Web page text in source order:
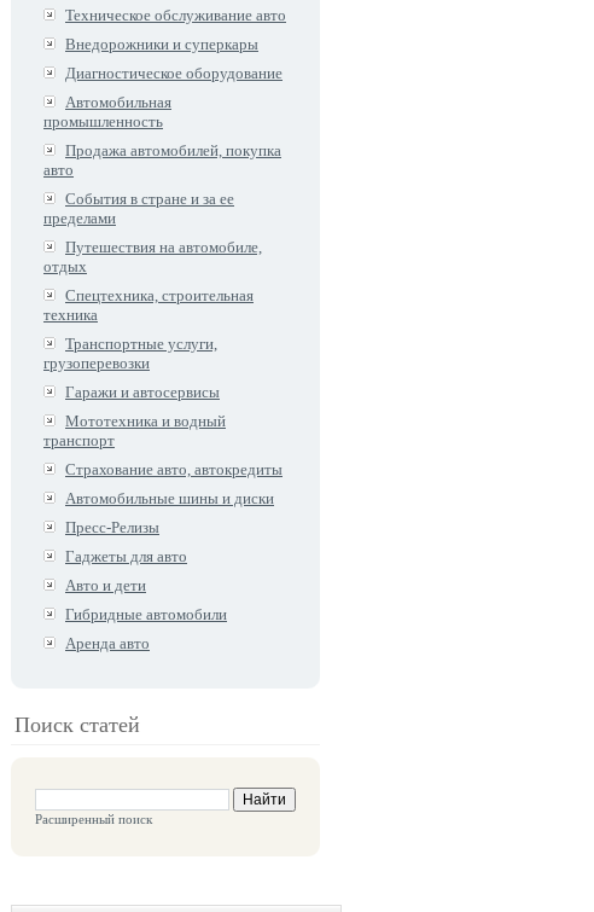
Техническое обслуживание авто
Внедорожники и суперкары
Диагностическое оборудование
Автомобильная
промышленность
Продажа автомобилей, покупка
авто
События в стране и за ее
пределами
Путешествия на автомобиле,
отдых
Спецтехника, строительная
техника
Транспортные услуги,
грузоперевозки
Гаражи и автосервисы
Мототехника и водный
транспорт
Страхование авто, автокредиты
Автомобильные шины и диски
Пресс-Релизы
Гаджеты для авто
Авто и дети
Гибридные автомобили
Аренда авто
Поиск статей
Расширенный поиск